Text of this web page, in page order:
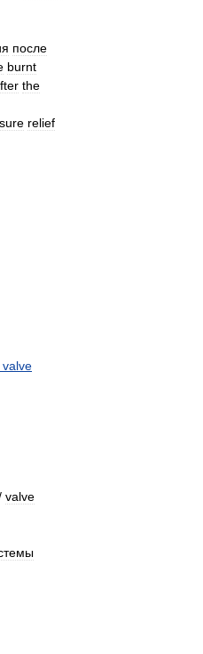
после
burnt
the
relief
valve
valve